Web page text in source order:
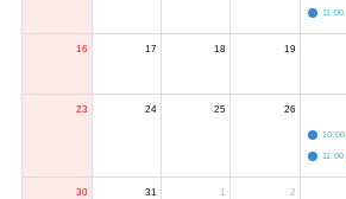
11:00
16 17 18 19
23 24 25 26
10:00
11:00
30 31 1 2